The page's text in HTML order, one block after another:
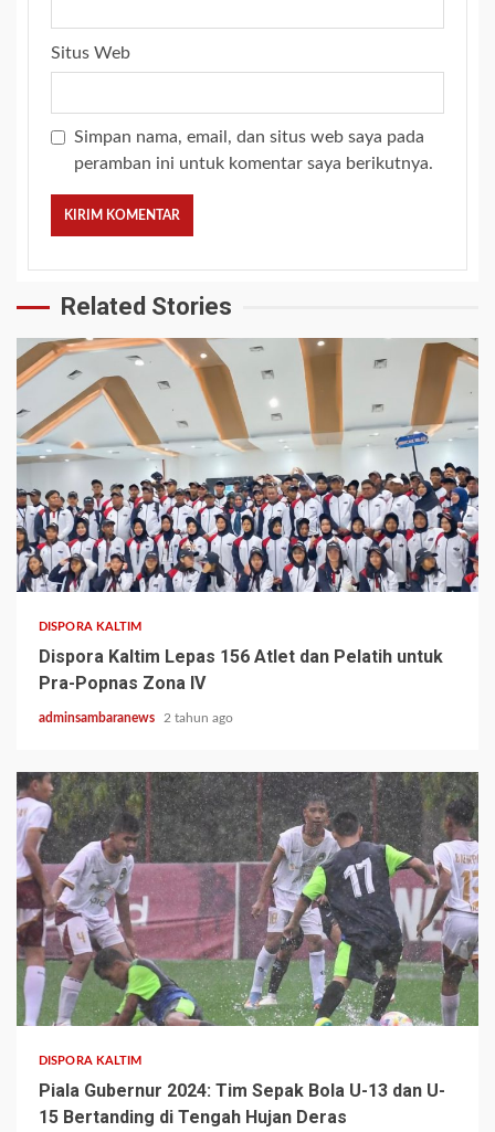
Situs Web
Simpan nama, email, dan situs web saya pada
peramban ini untuk komentar saya berikutnya.
Related Stories
1 min read
DISPORA KALTIM
Dispora Kaltim Lepas 156 Atlet dan Pelatih untuk
Pra-Popnas Zona IV
adminsambaranews 2 tahun ago
2 min read
DISPORA KALTIM
Piala Gubernur 2024: Tim Sepak Bola U-13 dan U-
15 Bertanding di Tengah Hujan Deras